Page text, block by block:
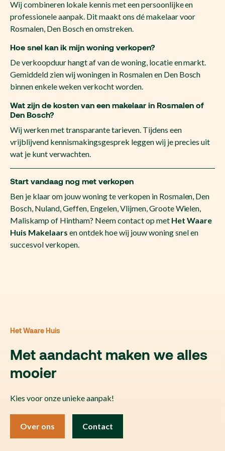
Wij combineren lokale kennis met een persoonlijke en
professionele aanpak. Dit maakt ons dé makelaar voor
Rosmalen, Den Bosch en omstreken.
Hoe snel kan ik mijn woning verkopen?
De verkoopduur hangt af van de woning, locatie en markt.
Gemiddeld zien wij woningen in Rosmalen en Den Bosch
binnen enkele weken verkocht worden.
Wat zijn de kosten van een makelaar in Rosmalen of
Den Bosch?
Wij werken met transparante tarieven. Tijdens een
vrijblijvend kennismakingsgesprek leggen wij je precies uit
wat je kunt verwachten.
Start vandaag nog met verkopen
Ben je klaar om jouw woning te verkopen in Rosmalen, Den
Bosch, Nuland, Geffen, Engelen, Vlijmen, Groote Wielen,
Maliskamp of Hintham? Neem contact op met Het Waare
Huis Makelaars en ontdek hoe wij jouw woning snel en
succesvol verkopen.
Het Waare Huis
Met aandacht maken we alles
mooier
Kies voor onze unieke aanpak!
Over ons Contact